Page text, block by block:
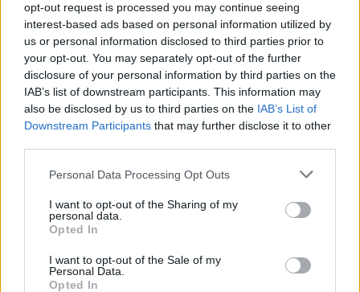
opt-out request is processed you may continue seeing
interest-based ads based on personal information utilized by
us or personal information disclosed to third parties prior to
your opt-out. You may separately opt-out of the further
disclosure of your personal information by third parties on the
IAB’s list of downstream participants. This information may
also be disclosed by us to third parties on the IAB’s List of
Downstream Participants that may further disclose it to other
Personal Data Processing Opt Outs
I want to opt-out of the Sharing of my
personal data.
Opted In
I want to opt-out of the Sale of my
Personal Data.
Opted In
ALTRE NOTIZIE DI BUSCATE